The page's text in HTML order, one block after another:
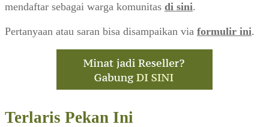
mendaftar sebagai warga komunitas di sini.
Pertanyaan atau saran bisa disampaikan via formulir ini.
Terlaris Pekan Ini